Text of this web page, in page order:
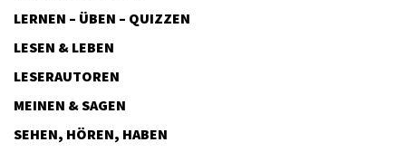
LERNEN – ÜBEN – QUIZZEN
LESEN & LEBEN
LESERAUTOREN
MEINEN & SAGEN
SEHEN, HÖREN, HABEN